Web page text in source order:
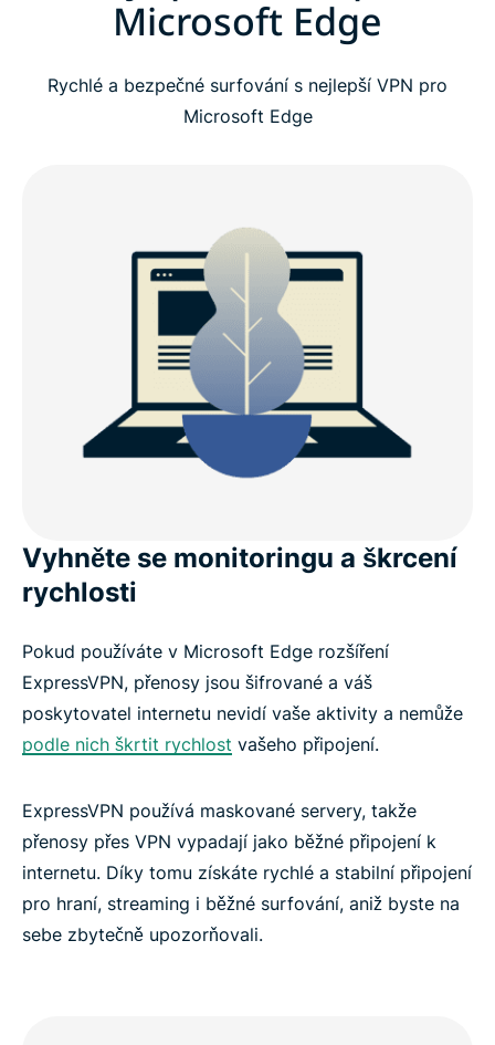
Microsoft Edge
Rychlé a bezpečné surfování s nejlepší VPN pro
Microsoft Edge
Vyhněte se monitoringu a škrcení
rychlosti
Pokud používáte v Microsoft Edge rozšíření
ExpressVPN, přenosy jsou šifrované a váš
poskytovatel internetu nevidí vaše aktivity a nemůže
podle nich škrtit rychlost vašeho připojení.
ExpressVPN používá maskované servery, takže
přenosy přes VPN vypadají jako běžné připojení k
internetu. Díky tomu získáte rychlé a stabilní připojení
pro hraní, streaming i běžné surfování, aniž byste na
sebe zbytečně upozorňovali.